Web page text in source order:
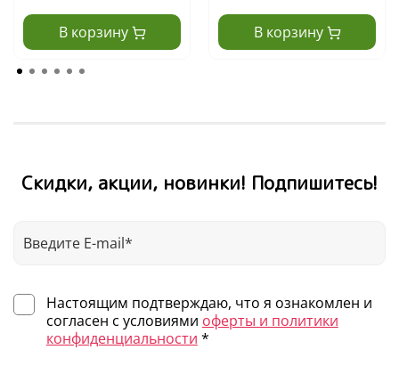
В корзину В корзину
Скидки, акции, новинки! Подпишитесь!
Настоящим подтверждаю, что я ознакомлен и
согласен с условиями оферты и политики
конфиденциальности *